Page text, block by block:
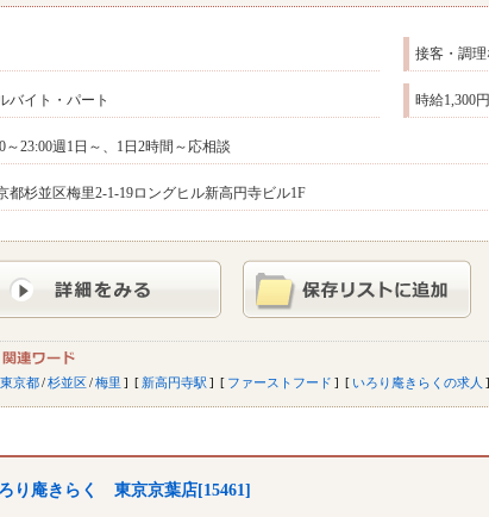
接客・調
バイト・パート 時給1,300
～23:00週1日～、1日2時間～応相談
都杉並区梅里2-1-19ロングヒル新高円寺ビル1F
東京都/杉並区/梅里 新高円寺駅 ファーストフード いろり庵きらくの求人
り庵きらく 東京京葉店[15461]